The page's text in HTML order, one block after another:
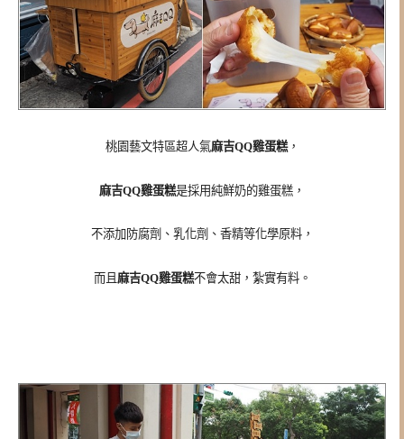
桃園藝文特區超人氣麻吉QQ雞蛋糕，
麻吉QQ雞蛋糕是採用純鮮奶的雞蛋糕，
不添加防腐劑、乳化劑、香精等化學原料，
而且 麻吉QQ雞蛋糕不會太甜，紮實有料。